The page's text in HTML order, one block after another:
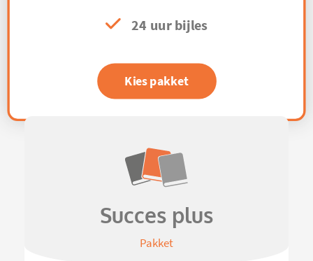
24 uur bijles
Kies pakket
Succes plus
Pakket